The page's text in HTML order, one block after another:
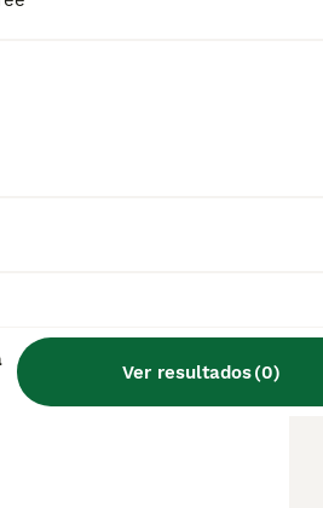
Ver resultados(0)
es raza
de
Alaskan